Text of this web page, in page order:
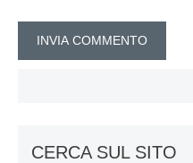
CERCA SUL SITO